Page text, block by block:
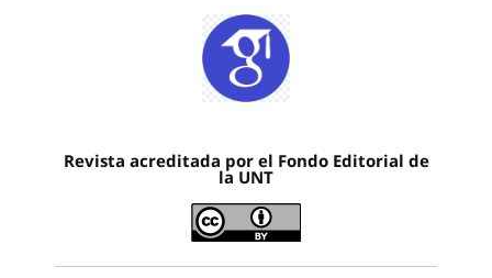
Revista acreditada por el Fondo Editorial de
la UNT